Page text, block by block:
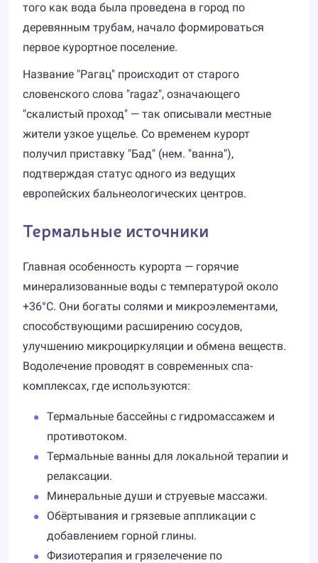
того как вода была проведена в город по
деревянным трубам, начало формироваться
первое курортное поселение.
Название "Рагац" происходит от старого
словенского слова "ragaz", означающего
"скалистый проход" — так описывали местные
жители узкое ущелье. Со временем курорт
получил приставку "Бад" (нем. "ванна"),
подтверждая статус одного из ведущих
европейских бальнеологических центров.
Термальные источники
Главная особенность курорта — горячие
минерализованные воды с температурой около
+36°C. Они богаты солями и микроэлементами,
способствующими расширению сосудов,
улучшению микроциркуляции и обмена веществ.
Водолечение проводят в современных спа-
комплексах, где используются:
Термальные бассейны с гидромассажем и
противотоком.
Термальные ванны для локальной терапии и
релаксации.
Минеральные души и струевые массажи.
Обёртывания и грязевые аппликации с
добавлением горной глины.
Физиотерапия и грязелечение по